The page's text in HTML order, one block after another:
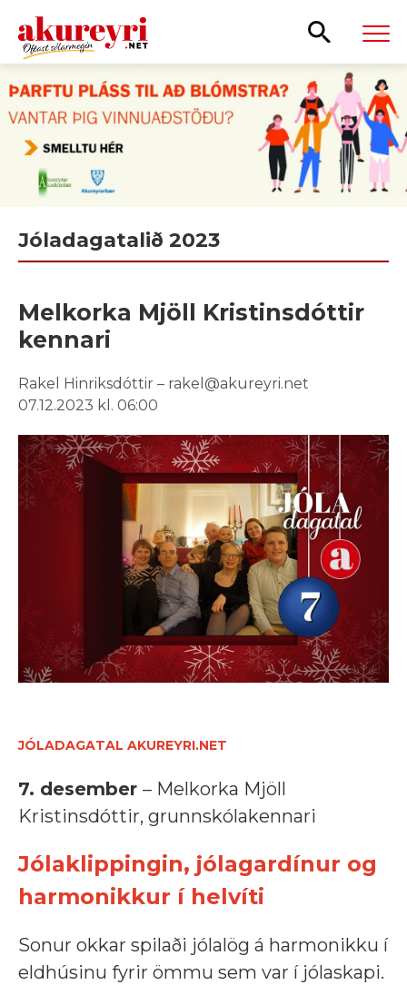
Leita
Jóladagatalið 2023
Melkorka Mjöll Kristinsdóttir
kennari
Rakel Hinriksdóttir – rakel@akureyri.net
07.12.2023 kl. 06:00
JÓLADAGATAL AKUREYRI.NET
7. desember – Melkorka Mjöll
Kristinsdóttir, grunnskólakennari
Jólaklippingin, jólagardínur og
harmonikkur í helvíti
Sonur okkar spilaði jólalög á harmonikku í
eldhúsinu fyrir ömmu sem var í jólaskapi.